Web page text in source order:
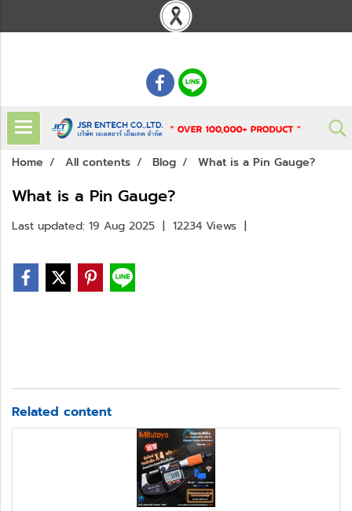
Home All contents Blog What is a Pin Gauge?
What is a Pin Gauge?
Last updated: 19 Aug 2025 | 12234 Views |
Related content